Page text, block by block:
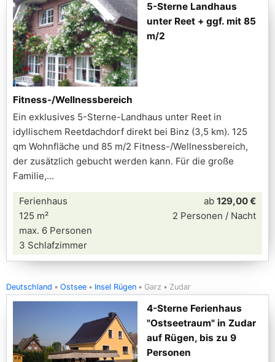
5-Sterne Landhaus
unter Reet + ggf. mit 85
m/2
Fitness-/Wellnessbereich
Ein exklusives 5-Sterne-Landhaus unter Reet in
idyllischem Reetdachdorf direkt bei Binz (3,5 km). 125
qm Wohnfläche und 85 m/2 Fitness-/Wellnessbereich,
der zusätzlich gebucht werden kann. Für die große
Familie,
Ferienhaus
125 m²
max. 6 Personen
3 Schlafzimmer
ab 129,00 €
2 Personen / Nacht
Deutschland Ostsee Insel Rügen Garz Zudar
4-Sterne Ferienhaus
"Ostseetraum" in Zudar
auf Rügen, bis zu 9
Personen